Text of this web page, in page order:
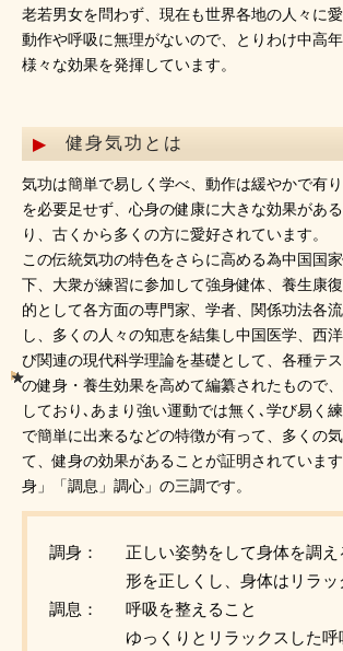
老若男女を問わず、現在も世界各地の人々に愛
動作や呼吸に無理がないので、とりわけ中高
様々な効果を発揮しています。
健身気功とは
気功は簡単で易しく学べ、動作は緩やかで有
を必要足せず、心身の健康に大きな効果があ
り、古くから多くの方に愛好されています。
この伝統気功の特色をさらに高める為中国国
下、大衆が練習に参加して強身健体、養生康
的として各方面の専門家、学者、関係功法各
し、多くの人々の知恵を結集し中国医学、西
び関連の現代科学理論を基礎として、各種テ
の健身・養生効果を高めて編纂されたもので
しており､あまり強い運動では無く､学び易く
で簡単に出来るなどの特徴が有って、多くの
て、健身の効果があることが証明されていま
身」「調息」調心」の三調です。
調身：
正しい姿勢をして身体を調え
形を正しくし、身体はリラッ
調息：
呼吸を整えること
ゆっくりとリラックスした呼